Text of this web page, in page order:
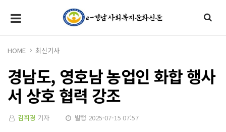
HOME 최신기사
경남도, 영호남 농업인 화합 행사
서 상호 협력 강조
김휘경 기자 발행 2025-07-15 07:57